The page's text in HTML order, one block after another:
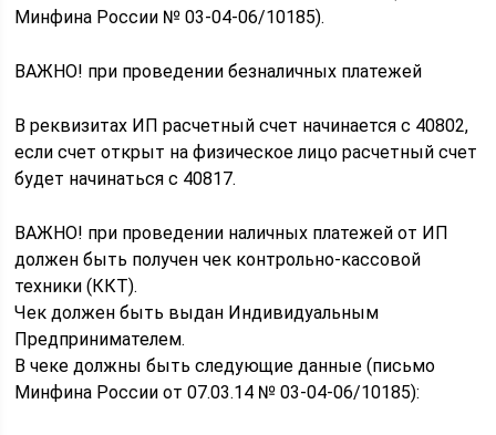
Минфина России № 03-04-06/10185).
ВАЖНО! при проведении безналичных платежей
В реквизитах ИП расчетный счет начинается с 40802,
если счет открыт на физическое лицо расчетный счет
будет начинаться с 40817.
ВАЖНО! при проведении наличных платежей от ИП
должен быть получен чек контрольно-кассовой
техники (ККТ).
Чек должен быть выдан Индивидуальным
Предпринимателем.
В чеке должны быть следующие данные (письмо
Минфина России от 07.03.14 № 03-04-06/10185):